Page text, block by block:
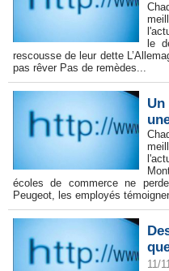
le
rescousse de leur dette
pas rêver Pas de remèdes...
écoles de commerce ne
Peugeot, les employés
11/